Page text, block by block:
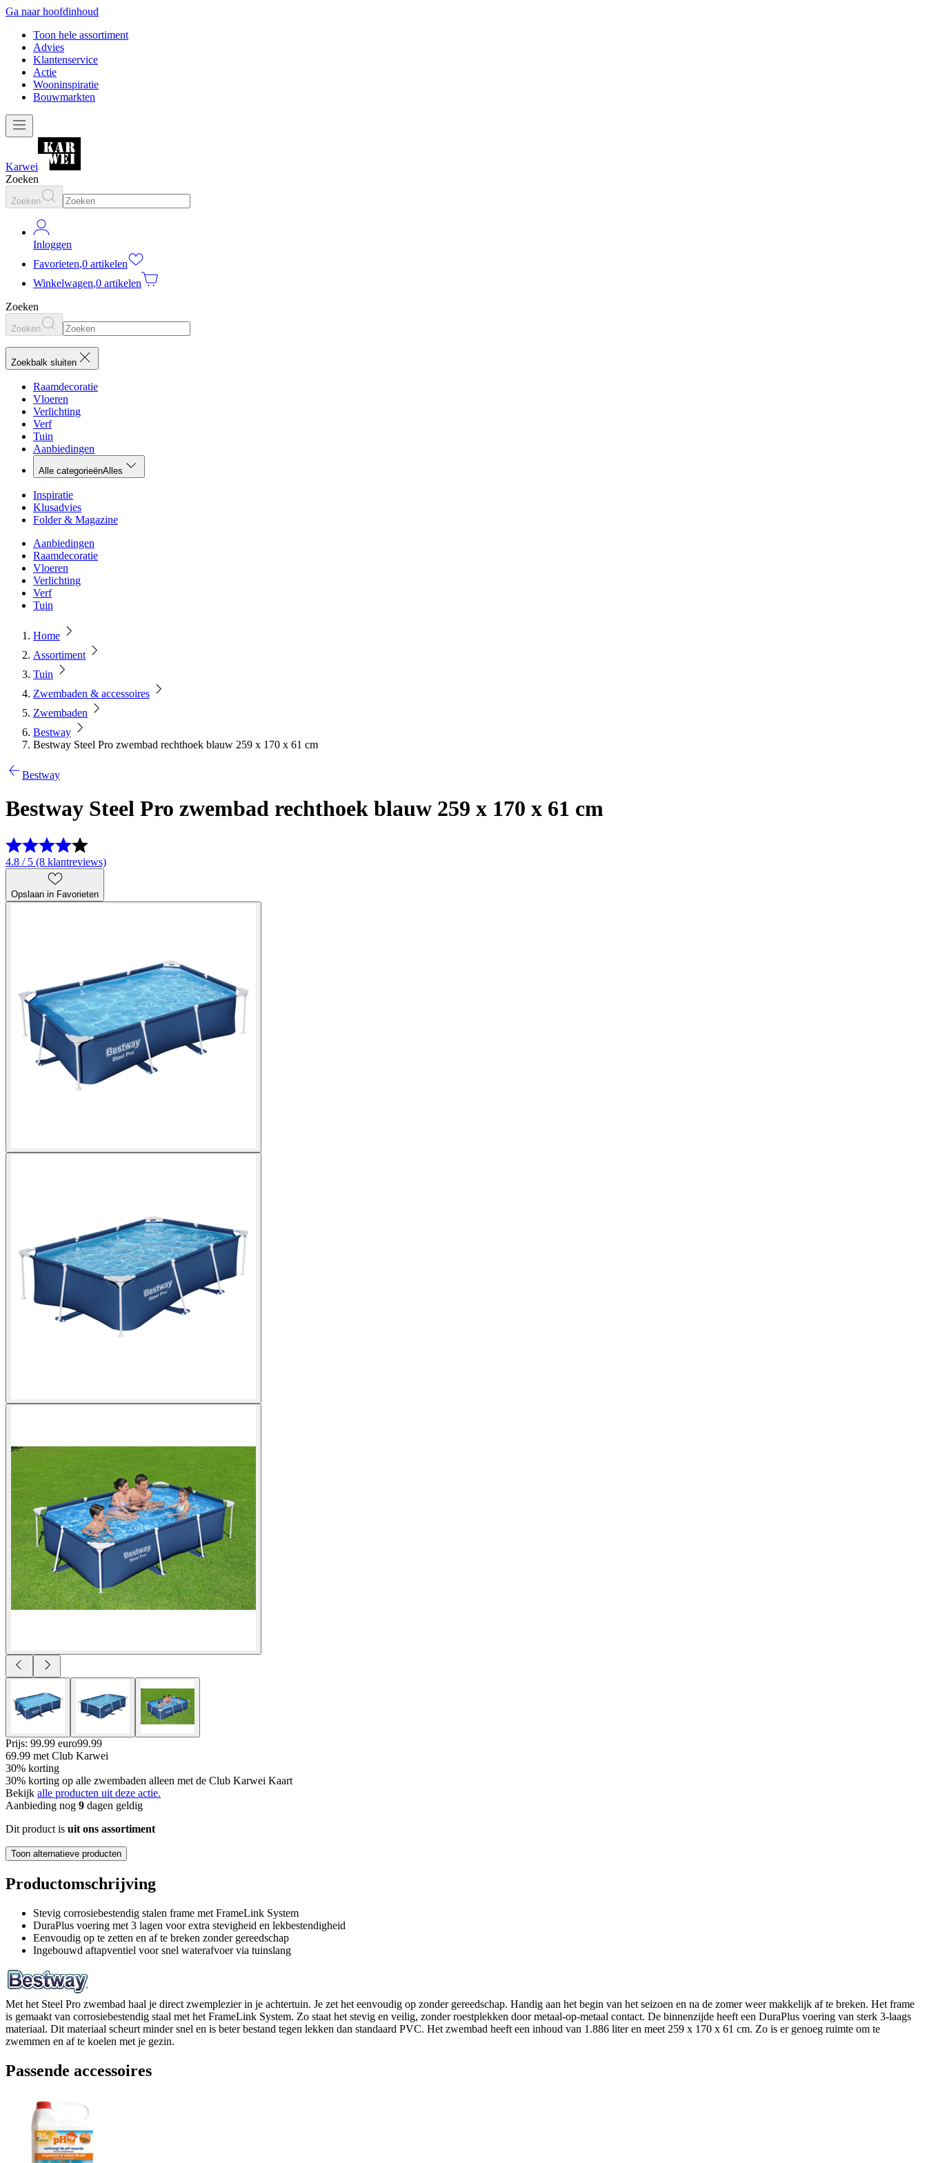
Ga naar hoofdinhoud
Toon hele assortiment
Advies
Klantenservice
Actie
Wooninspiratie
Bouwmarkten
Karwei
Zoeken
Zoeken
Inloggen
Favorieten,0 artikelen
Winkelwagen,0 artikelen
Zoeken
Zoeken
Zoekbalk sluiten
Raamdecoratie
Vloeren
Verlichting
Verf
Tuin
Aanbiedingen
Alle categorieënAlles
Inspiratie
Klusadvies
Folder & Magazine
Aanbiedingen
Raamdecoratie
Vloeren
Verlichting
Verf
Tuin
Home
Assortiment
Tuin
Zwembaden & accessoires
Zwembaden
Bestway
Bestway Steel Pro zwembad rechthoek blauw 259 x 170 x 61 cm
Bestway
Bestway Steel Pro zwembad rechthoek blauw 259 x 170 x 61 cm
4.8 / 5 (8 klantreviews)
Opslaan in Favorieten
Prijs: 99.99 euro99.99
69.99 met Club Karwei
30% korting
30% korting op alle zwembaden alleen met de Club Karwei Kaart
Bekijk alle producten uit deze actie.
Aanbieding nog 9 dagen geldig
Dit product is uit ons assortiment
Toon alternatieve producten
Productomschrijving
Stevig corrosiebestendig stalen frame met FrameLink System
DuraPlus voering met 3 lagen voor extra stevigheid en lekbestendigheid
Eenvoudig op te zetten en af te breken zonder gereedschap
Ingebouwd aftapventiel voor snel waterafvoer via tuinslang
Met het Steel Pro zwembad haal je direct zwemplezier in je achtertuin. Je zet het eenvoudig op zonder gereedschap. Handig aan het begin van het seizoen en na de zomer weer makkelijk af te breken. Het frame
is gemaakt van corrosiebestendig staal met het FrameLink System. Zo staat het stevig en veilig, zonder roestplekken door metaal-op-metaal contact. De binnenzijde heeft een DuraPlus voering van sterk 3-laags
materiaal. Dit materiaal scheurt minder snel en is beter bestand tegen lekken dan standaard PVC. Het zwembad heeft een inhoud van 1.886 liter en meet 259 x 170 x 61 cm. Zo is er genoeg ruimte om te
zwemmen en af te koelen met je gezin.
Passende accessoires